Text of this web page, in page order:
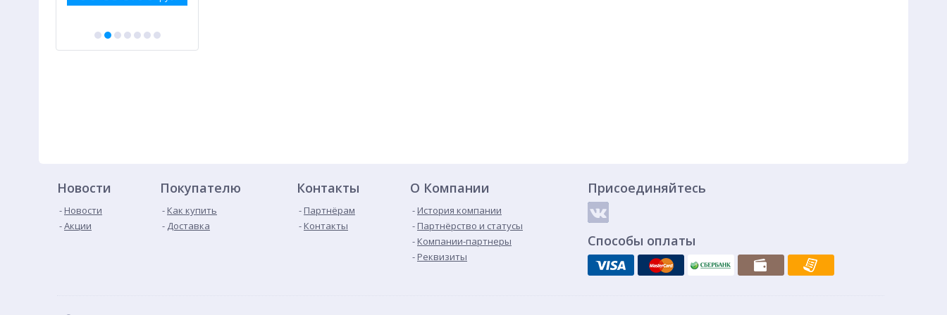
Новости
Новости
Акции
Покупателю
Как купить
Доставка
Контакты
Партнёрам
Контакты
О Компании
История компании
Партнёрство и статусы
Компании-партнеры
Реквизиты
Присоединяйтесь
Способы оплаты